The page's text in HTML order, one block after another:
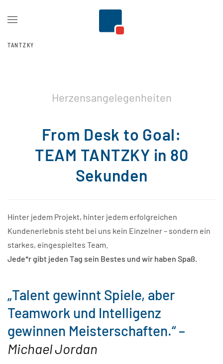
TANTZKY
Herzensangelegenheiten
From Desk to Goal:
TEAM TANTZKY in 80
Sekunden
Hinter jedem Projekt, hinter jedem erfolgreichen
Kundenerlebnis steht bei uns kein Einzelner – sondern ein
starkes, eingespieltes Team.
Jede*r gibt jeden Tag sein Bestes und wir haben Spaß.
„Talent gewinnt Spiele, aber
Teamwork und Intelligenz
gewinnen Meisterschaften.“–
Michael Jordan